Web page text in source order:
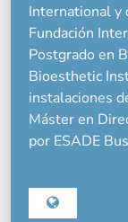
International y
Fundación
Postgrado en
Bioesthetic
instalaciones
Máster en
por ESADE